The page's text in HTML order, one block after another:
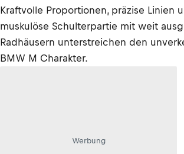
Kraftvolle Proportionen, präzise Linien
muskulöse Schulterpartie mit weit
Radhäusern unterstreichen den
BMW M Charakter.
Werbung